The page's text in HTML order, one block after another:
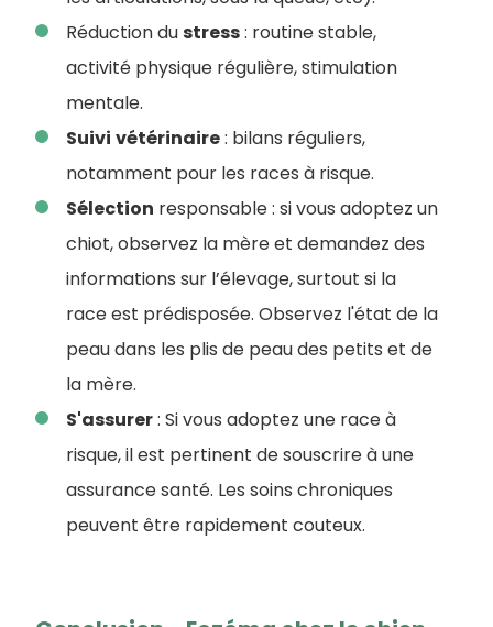
Réduction dustress: routine stable,
activité physique régulière, stimulation
mentale.
Suivi vétérinaire: bilans réguliers,
notamment pour les races à risque.
Sélection responsable : si vous adoptez un
chiot, observez la mère et demandez des
informations sur l’élevage, surtout si la
race est prédisposée. Observez l'état de la
peau dans les plis de peau des petits et de
la mère.
S'assurer: Si vous adoptez une race à
risque, il est pertinent de souscrire à une
assurance santé. Les soins chroniques
peuvent être rapidement couteux.